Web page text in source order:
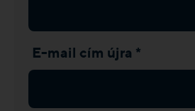
E-mail cím újra *